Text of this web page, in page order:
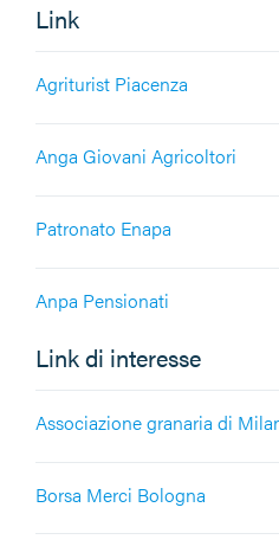
Link
Agriturist Piacenza
Anga Giovani Agricoltori
Patronato Enapa
Anpa Pensionati
Link di interesse
Associazione granaria di
Borsa Merci Bologna